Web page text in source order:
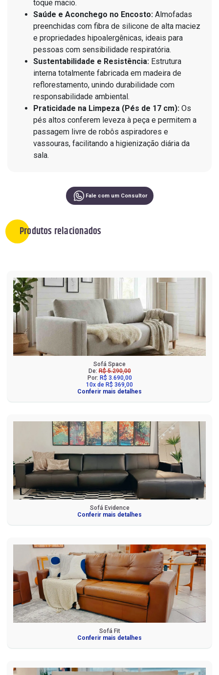
toque macio.
Saúde e Aconchego no Encosto: Almofadas
preenchidas com fibra de silicone de alta maciez
e propriedades hipoalergênicas, ideais para
pessoas com sensibilidade respiratória.
Sustentabilidade e Resistência: Estrutura
interna totalmente fabricada em madeira de
reflorestamento, unindo durabilidade com
responsabilidade ambiental.
Praticidade na Limpeza (Pés de 17 cm): Os
pés altos conferem leveza à peça e permitem a
passagem livre de robôs aspiradores e
vassouras, facilitando a higienização diária da
sala.
Fale com um Consultor
Produtos relacionados
Sofá Space
De:R$ 5.290,00
Por: R$ 3.690,00
10x de R$ 369,00
Conferir mais detalhes
Sofá Evidence
Conferir mais detalhes
Sofá Fit
Conferir mais detalhes